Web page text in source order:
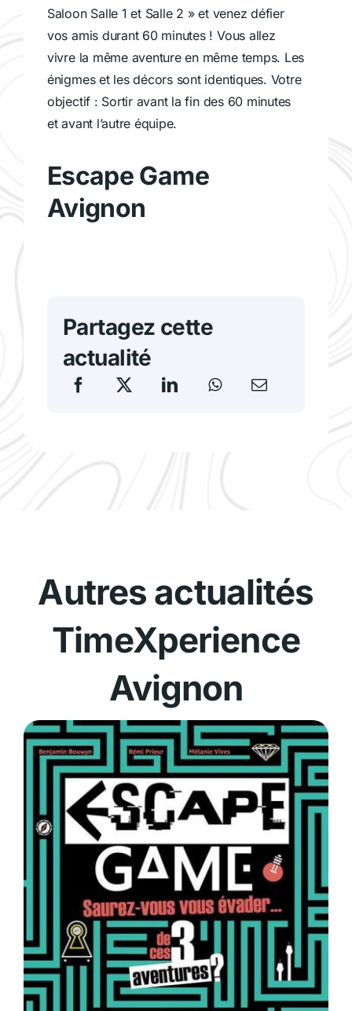
Saloon Salle 1 et Salle 2 » et venez défier
vos amis durant 60 minutes ! Vous allez
vivre la même aventure en même temps. Les
énigmes et les décors sont identiques. Votre
objectif : Sortir avant la fin des 60 minutes
et avant l’autre équipe.
Escape Game
Avignon
Partagez cette
actualité
Autres actualités
TimeXperience
Avignon